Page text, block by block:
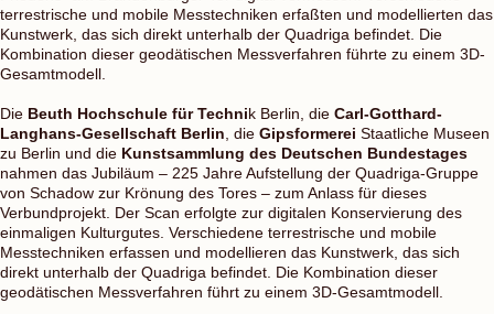
terrestrische und mobile Messtechniken erfaßten und modellierten das
Kunstwerk, das sich direkt unterhalb der Quadriga befindet. Die
Kombination dieser geodätischen Messverfahren führte zu einem 3D-
Gesamtmodell.
Die Beuth Hochschule für Technik Berlin, die Carl-Gotthard-
Langhans-Gesellschaft Berlin , die Gipsformerei Staatliche Museen
zu Berlin und die Kunstsammlung des Deutschen Bundestages
nahmen das Jubiläum – 225 Jahre Aufstellung der Quadriga-Gruppe
von Schadow zur Krönung des Tores – zum Anlass für dieses
Verbundprojekt. Der Scan erfolgte zur digitalen Konservierung des
einmaligen Kulturgutes. Verschiedene terrestrische und mobile
Messtechniken erfassen und modellieren das Kunstwerk, das sich
direkt unterhalb der Quadriga befindet. Die Kombination dieser
geodätischen Messverfahren führt zu einem 3D-Gesamtmodell.